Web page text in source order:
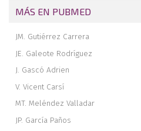
Premios de la sociedad española
MÁS EN PUBMED
JM. Gutiérrez Carrera
JE. Galeote Rodríguez
J. Gascó Adrien
V. Vicent Carsí
MT. Meléndez Valladar
JP. García Paños